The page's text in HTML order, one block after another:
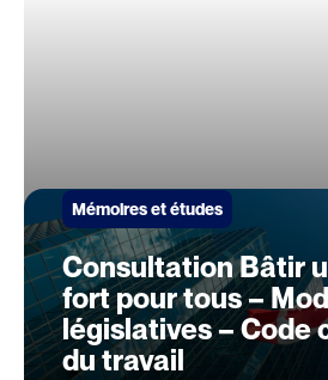
Mémoires et études
Consultation Bâtir
fort pour tous –
législatives – Code
du travail